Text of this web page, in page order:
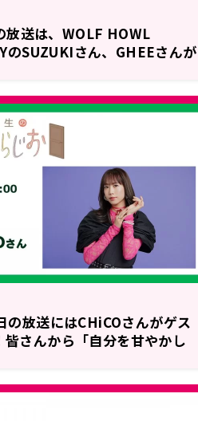
送は、WOLF HOWL
のSUZUKIさん、GHEEさんが
の放送にはCHiCOさんがゲス
皆さんから「自分を甘やかし